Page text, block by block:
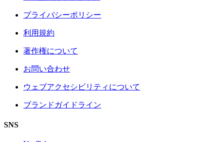
プライバシーポリシー
利用規約
著作権について
お問い合わせ
ウェブアクセシビリティについて
ブランドガイドライン
SNS